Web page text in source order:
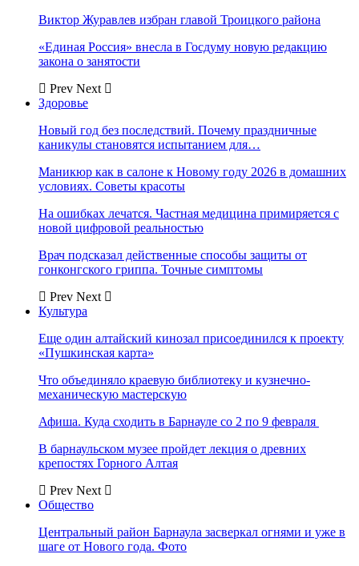
Виктор Журавлев избран главой Троицкого района
«Единая Россия» внесла в Госдуму новую редакцию
закона о занятости
Prev Next
Здоровье
Новый год без последствий. Почему праздничные
каникулы становятся испытанием для…
Маникюр как в салоне к Новому году 2026 в домашних
условиях. Советы красоты
На ошибках лечатся. Частная медицина примиряется с
новой цифровой реальностью
Врач подсказал действенные способы защиты от
гонконгского гриппа. Точные симптомы
Prev Next
Культура
Еще один алтайский кинозал присоединился к проекту
«Пушкинская карта»
Что объединяло краевую библиотеку и кузнечно-
механическую мастерскую
Афиша. Куда сходить в Барнауле со 2 по 9 февраля
В барнаульском музее пройдет лекция о древних
крепостях Горного Алтая
Prev Next
Общество
Центральный район Барнаула засверкал огнями и уже в
шаге от Нового года. Фото